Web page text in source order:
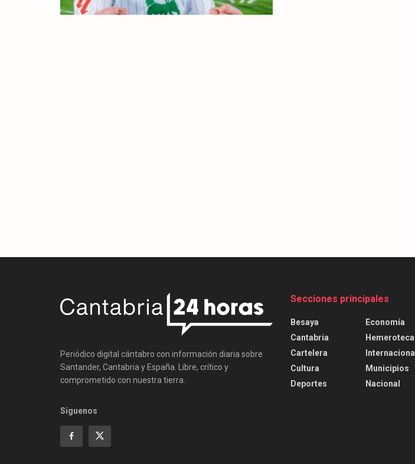
Periódico digital cántabro con información diaria sobre
Santander, Cantabria y España. Libre, crítico y
comprometido con nuestra tierra.
Síguenos
Secciones principales
Besaya
Cantabria
Cartelera
Cultura
Deportes
Economía
Hemeroteca
Internacional
Municipios
Nacional